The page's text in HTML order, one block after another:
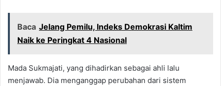
Baca Jelang Pemilu, Indeks Demokrasi Kaltim
Naik ke Peringkat 4 Nasional
Mada Sukmajati, yang dihadirkan sebagai ahli lalu
menjawab. Dia menganggap perubahan dari sistem